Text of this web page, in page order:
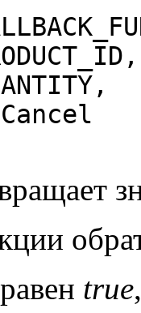
равен true